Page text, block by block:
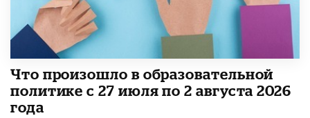
​Что произошло в образовательной
политике с 27 июля по 2 августа 2026
года